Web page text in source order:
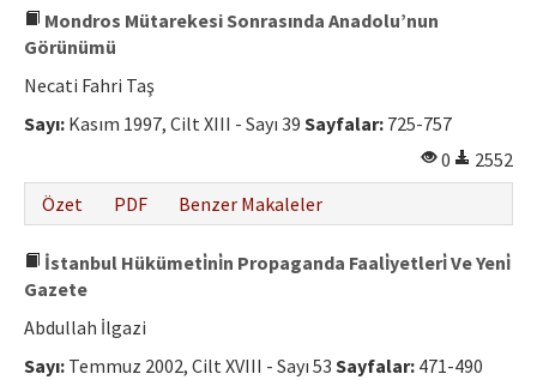
Mondros Mütarekesi Sonrasında Anadolu’nun
Görünümü
Necati Fahri Taş
Sayı: Kasım 1997, Cilt XIII - Sayı 39 Sayfalar: 725-757
0
2552
Özet
PDF Benzer Makaleler
İstanbul Hükümeti̇ni̇n Propaganda Faali̇yetleri̇ Ve Yeni̇
Gazete
Abdullah İlgazi
Sayı: Temmuz 2002, Cilt XVIII - Sayı 53 Sayfalar: 471-490